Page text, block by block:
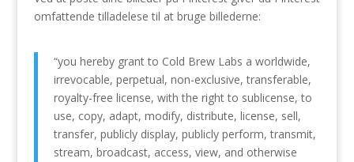
omfattende tilladelese til at bruge billederne:
“you hereby grant to Cold Brew Labs a worldwide,
irrevocable, perpetual, non-exclusive, transferable,
royalty-free license, with the right to sublicense, to
use, copy, adapt, modify, distribute, license, sell,
transfer, publicly display, publicly perform, transmit,
stream, broadcast, access, view, and otherwise